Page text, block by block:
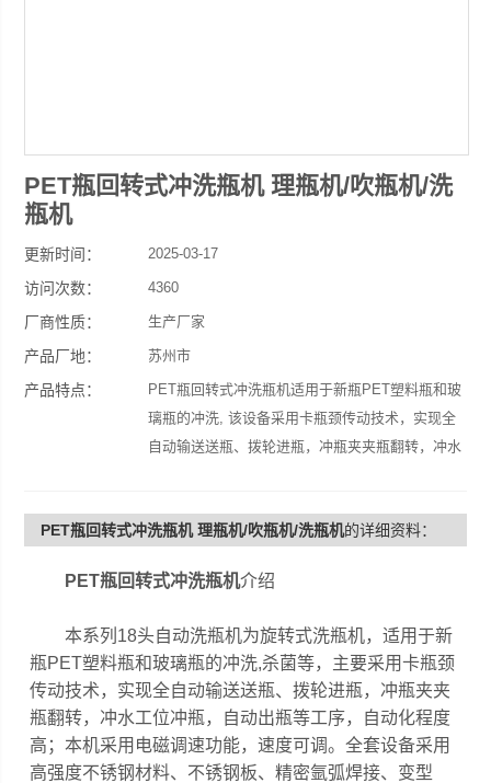
PET瓶回转式冲洗瓶机 理瓶机/吹瓶机/洗
瓶机
更新时间： 2025-03-17
访问次数： 4360
厂商性质： 生产厂家
产品厂地： 苏州市
产品特点：
PET瓶回转式冲洗瓶机适用于新瓶PET塑料瓶和玻
璃瓶的冲洗, 该设备采用卡瓶颈传动技术，实现全
自动输送送瓶、拨轮进瓶，冲瓶夹夹瓶翻转，冲水
小时。
PET瓶回转式冲洗瓶机 理瓶机/吹瓶机/洗瓶机的详细资料：
PET瓶回转式冲洗瓶机介绍
本系列18头自动洗瓶机为旋转式洗瓶机，适用于新
瓶PET塑料瓶和玻璃瓶的冲洗,杀菌等，主要采用卡瓶颈
传动技术，实现全自动输送送瓶、拨轮进瓶，冲瓶夹夹
瓶翻转，冲水工位冲瓶，自动出瓶等工序，自动化程度
高；本机采用电磁调速功能，速度可调。全套设备采用
高强度不锈钢材料、不锈钢板、精密氩弧焊接、变型